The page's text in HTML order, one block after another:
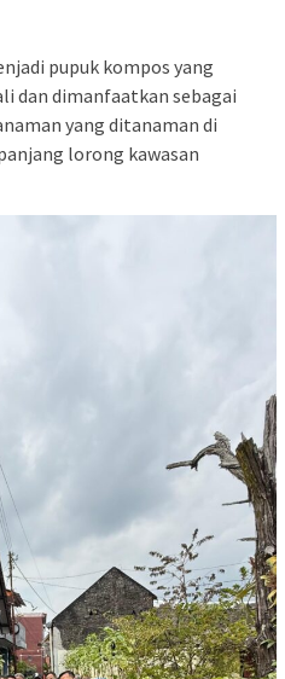
pupuk kompos yang
dan dimanfaatkan sebagai
yang ditanaman di
lorong kawasan